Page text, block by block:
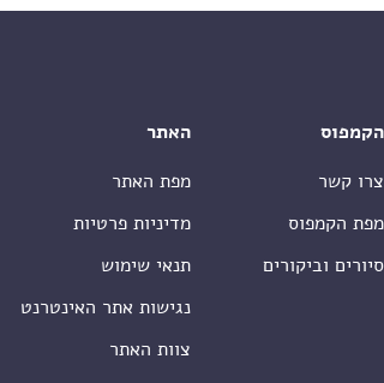
הקמפוס
צרו קשר
מפת הקמפוס
סיורים וביקורים
האתר
מפת האתר
מדיניות פרטיות
תנאי שימוש
נגישות אתר האינטרנט
צוות האתר